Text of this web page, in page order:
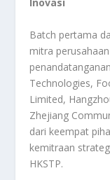
Batch pertama
mitra
Technologies,
Limited,
Zhejiang
dari keempat
kemitraan
HKSTP.